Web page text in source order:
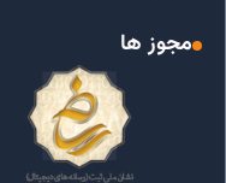
مجوز ها